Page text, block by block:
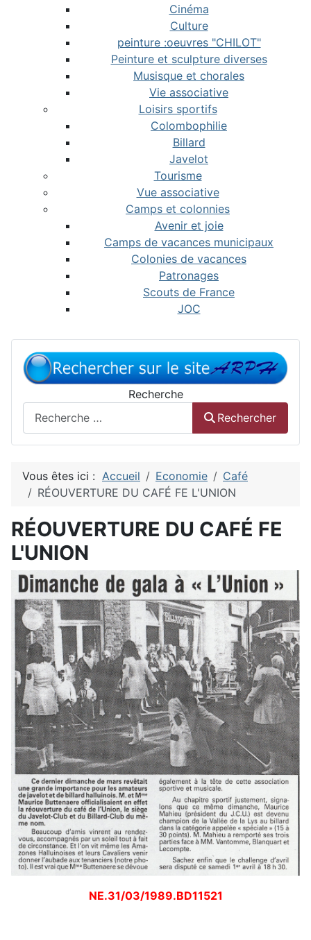
Cinéma
Culture
peinture :oeuvres "CHILOT"
Peinture et sculpture diverses
Musisque et chorales
Vie associative
Loisirs sportifs
Colombophilie
Billard
Javelot
Tourisme
Vue associative
Camps et colonnies
Avenir et joie
Camps de vacances municipaux
Colonies de vacances
Patronages
Scouts de France
JOC
Recherche
Rechercher
Vous êtes ici : Accueil Economie
Café
RÉOUVERTURE DU CAFÉ FE L'UNION
RÉOUVERTURE DU CAFÉ FE
L'UNION
NE.31/03/1989.BD11521